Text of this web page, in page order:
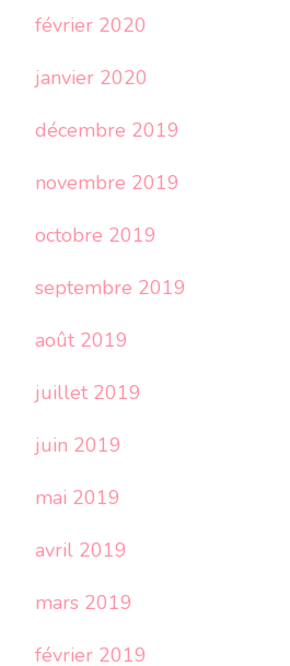
février 2020
janvier 2020
décembre 2019
novembre 2019
octobre 2019
septembre 2019
août 2019
juillet 2019
juin 2019
mai 2019
avril 2019
mars 2019
février 2019